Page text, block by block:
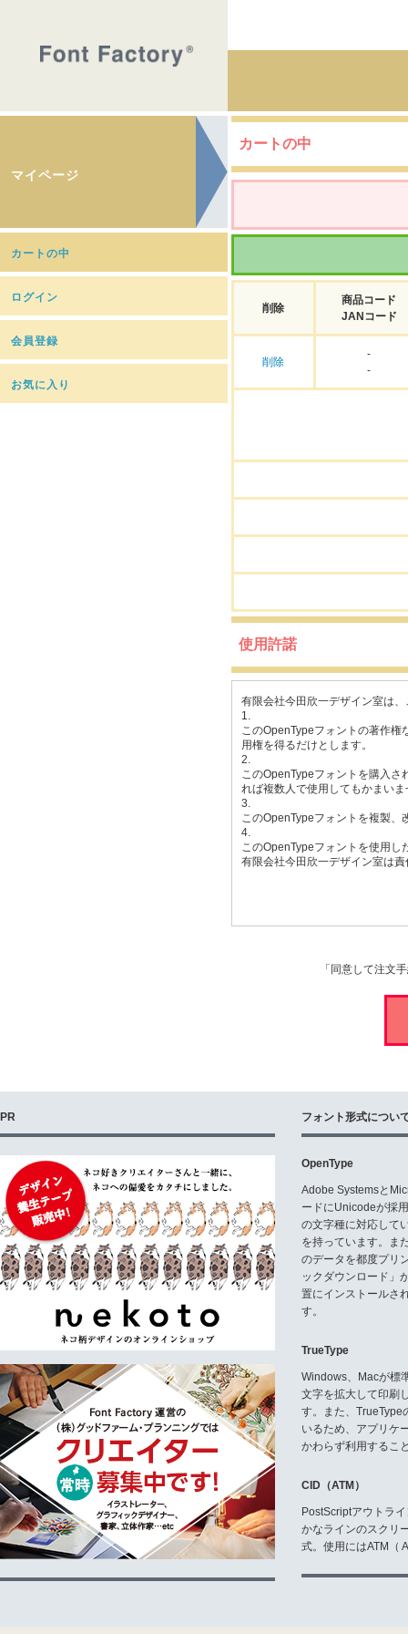
マイページ
カートの中
ログイン
会員登録
お気に入り
カートの中
削除
商品コード
JANコード
削除
-
-
使用許諾
有限会社今田欣一デザイン室は
1.
このOpenTypeフォントの著作権
用権を得るだけとします。
2.
このOpenTypeフォントを購入
れば複数人で使用してもかまいま
3.
このOpenTypeフォントを複製、
4.
このOpenTypeフォントを使用し
有限会社今田欣一デザイン室は
「同意して注文
PR フォント形式につい
OpenType
Adobe Systemsと
ードにUnicodeが採
の文字種に対応して
を持っています。ま
のデータを都度プリ
ックダウンロード」
置にインストールさ
す。
TrueType
Windows、Macが標
文字を拡大して印刷
す。また、TrueType
いるため、アプリケ
かわらず利用するこ
CID（ATM）
PostScriptアウトラ
かなラインのスクリ
式。使用にはATM（